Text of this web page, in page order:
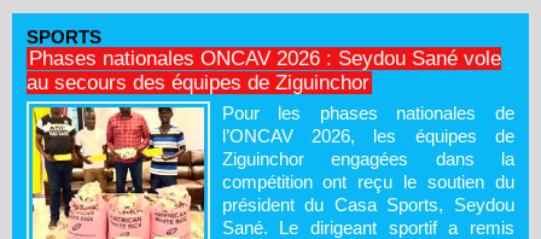
SPORTS
Phases nationales ONCAV 2026 : Seydou Sané vole
au secours des équipes de Ziguinchor
Pour les phases nationales de
l’ONCAV 2026, les équipes de
Ziguinchor engagées dans la
compétition ont reçu le soutien du
président du Casa Sports, Seydou
Sané. Le dirigeant sportif a remis